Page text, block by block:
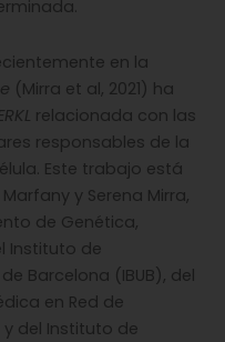
en la
(Mirra et al, 2021) ha
relacionada con las
responsables de la
Este trabajo está
y Serena Mirra,
de Genética,
Instituto de
Barcelona (IBUB), del
en Red de
y del Instituto de